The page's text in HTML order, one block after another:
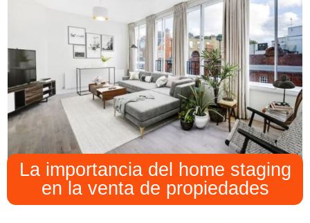
La importancia del home staging
en la venta de propiedades